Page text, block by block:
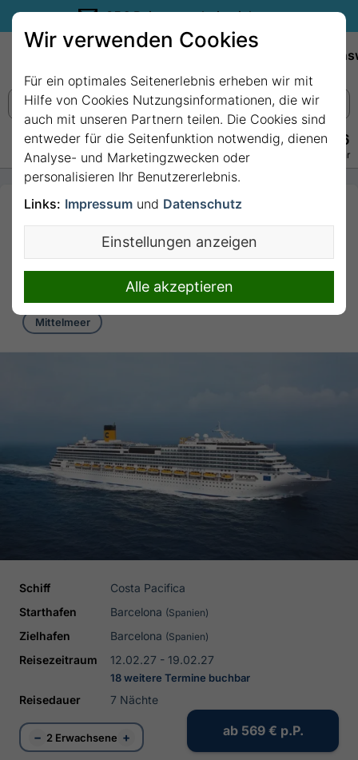
35€ Reisegutschein sichern.
+49 228 3875 7256
Persönlich · Kostenlos · Täglich 08–22 Uhr
7 Nächte - Spanien,
Frankreich, Italien, Tunesien
mit Costa Pacifica
7 Nächte von/bis Barcelona
Mittelmeer
Schiff
Costa Pacifica
Starthafen
Barcelona (Spanien)
Zielhafen Barcelona (Spanien)
Reisezeitraum 12.02.27 - 19.02.27
18 weitere Termine buchbar
Reisedauer 7 Nächte
− 2 Erwachsene + ab 569 € p.P.
Wir verwenden Cookies
Für ein optimales Seitenerlebnis erheben wir mit
Hilfe von Cookies Nutzungsinformationen, die wir
auch mit unseren Partnern teilen. Die Cookies sind
entweder für die Seitenfunktion notwendig, dienen
Analyse- und Marketingzwecken oder
personalisieren Ihr Benutzererlebnis.
Links: Impressum und Datenschutz
Einstellungen anzeigen
Alle akzeptieren